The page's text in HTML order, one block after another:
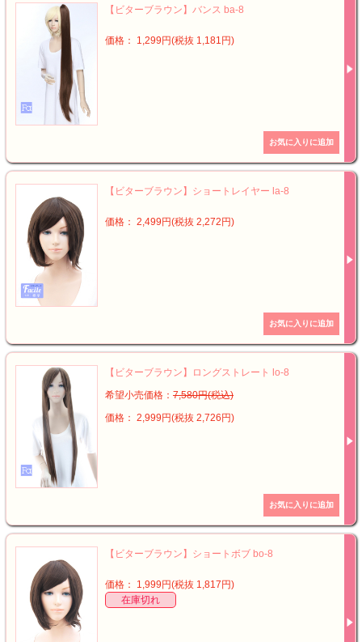
【ビターブラウン】バンス ba-8
価格： 1,299円(税抜 1,181円)
【ビターブラウン】ショートレイヤー la-8
価格： 2,499円(税抜 2,272円)
【ビターブラウン】ロングストレート lo-8
希望小売価格： 7,580円(税込)
価格： 2,999円(税抜 2,726円)
【ビターブラウン】ショートボブ bo-8
価格： 1,999円(税抜 1,817円)
在庫切れ